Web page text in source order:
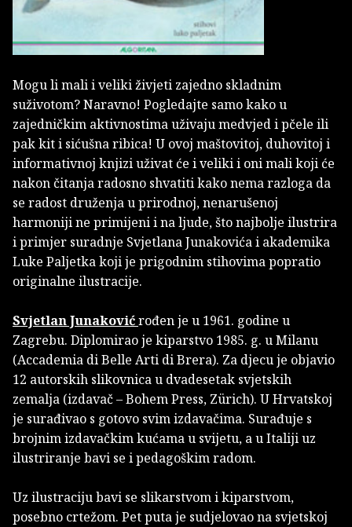
Mogu li mali i veliki živjeti zajedno skladnim
suživotom? Naravno! Pogledajte samo kako u
zajedničkim aktivnostima uživaju medvjed i pčele ili
pak kit i sićušna ribica! U ovoj maštovitoj, duhovitoj i
informativnoj knjizi uživat će i veliki i oni mali koji će
nakon čitanja radosno shvatiti kako nema razloga da
se radost druženja u prirodnoj, nenarušenoj
harmoniji ne primijeni i na ljude, što najbolje ilustrira
i primjer suradnje Svjetlana Junakovića i akademika
Luke Paljetka koji je prigodnim stihovima popratio
originalne ilustracije.
Svjetlan Junakovićrođen je u 1961. godine u
Zagrebu. Diplomirao je kiparstvo 1985. g. u Milanu
(Accademia di Belle Arti di Brera). Za djecu je objavio
12 autorskih slikovnica u dvadesetak svjetskih
zemalja (izdavač – Bohem Press, Zürich). U Hrvatskoj
je surađivao s gotovo svim izdavačima. Surađuje s
brojnim izdavačkim kućama u svijetu, a u Italiji uz
ilustriranje bavi se i pedagoškim radom.
Uz ilustraciju bavi se slikarstvom i kiparstvom,
posebno crtežom. Pet puta je sudjelovao na svjetskoj